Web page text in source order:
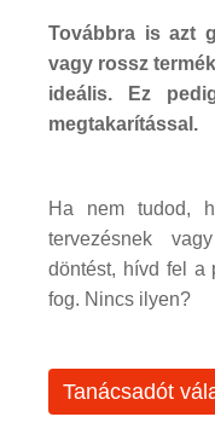
Továbbra is azt
vagy rossz
ideális. Ez
megtakarítással.
Ha nem tudod,
tervezésnek
döntést, hívd fel a
fog. Nincs ilyen?
Tanácsadót